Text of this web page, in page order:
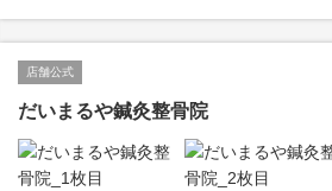
店舗公式
だいまるや鍼灸整骨院